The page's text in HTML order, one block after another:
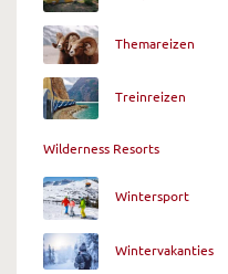
Themareizen
Treinreizen
Wilderness Resorts
Wintersport
Wintervakanties